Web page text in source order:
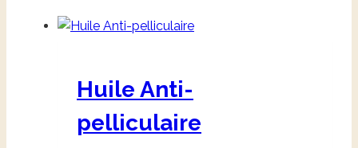
Huile Anti-
pelliculaire